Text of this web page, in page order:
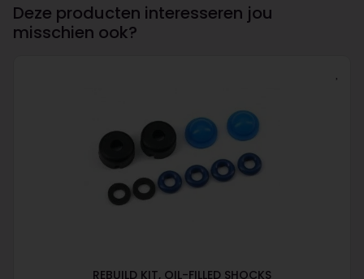
Deze producten interesseren jou
misschien ook?
REBUILD KIT, OIL-FILLED SHOCKS